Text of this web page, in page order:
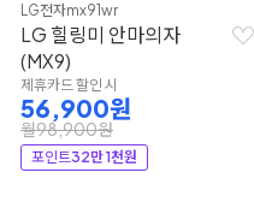
LG전자mx91wr
LG 힐링미 안마의자
(MX9)
제휴카드 할인 시
56,900원
월98,900원
포인트32만 1천원